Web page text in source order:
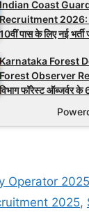
Indian Coast
Recruitment 2026:
10वीं पास के लिए नई भर्ती
Karnataka Forest
Forest Observer
विभाग फॉरेस्ट ऑब्जर्वर के
Operator
2025,